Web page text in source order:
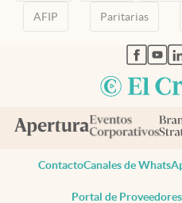
AFIP Paritarias
abre
ContactoCanales de
Portal de Proveedores